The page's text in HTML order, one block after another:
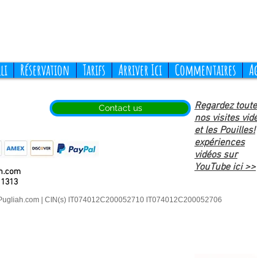
Réservation Tarifs Arriver Ici Commentaires
Regardez
nos visites
et les Pouilles!
expériences
vidéos sur
YouTube ici >>
Contact us
| CIN(s) IT074012C200052710 IT074012C200052706